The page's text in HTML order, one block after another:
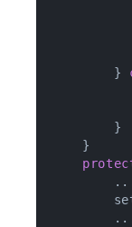
        }
        }
    }